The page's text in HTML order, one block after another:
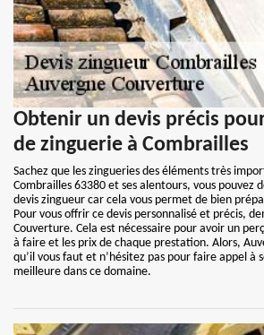
Obtenir un devis précis
de zinguerie à Combrailles
Sachez que les zingueries des éléments très
Combrailles 63380 et ses alentours, vous pouvez
devis zingueur car cela vous permet de bien
Pour vous offrir ce devis personnalisé et précis,
Couverture. Cela est nécessaire pour avoir un
à faire et les prix de chaque prestation. Alors,
qu’il vous faut et n’hésitez pas pour faire appel à
meilleure dans ce domaine.